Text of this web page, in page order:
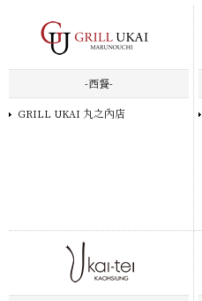
-西餐-
GRILL UKAI 丸之內店